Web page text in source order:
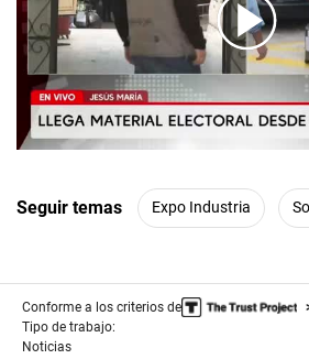
00:00/ 05:41
Seguir temas Expo Industria
Conforme a los criterios de
Tipo de trabajo:
Noticias